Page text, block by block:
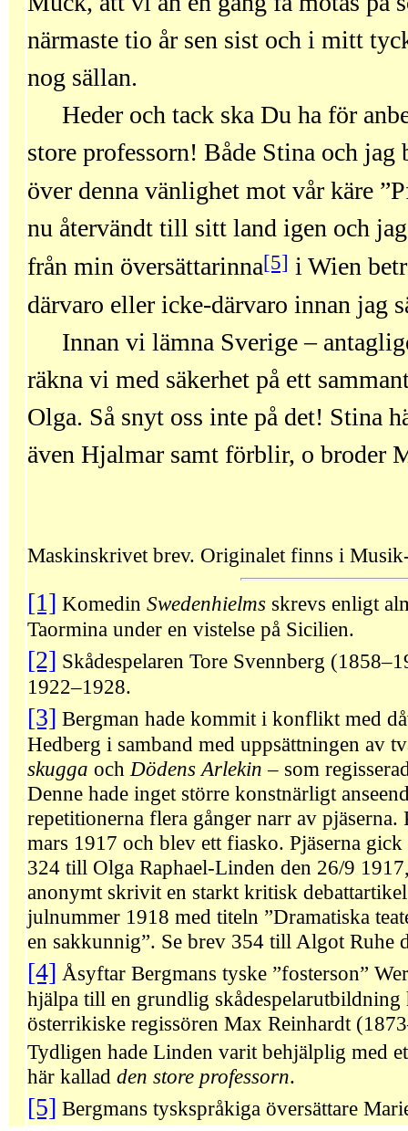
närmaste tio år sen sist och i mitt
nog sällan.
Heder och tack ska Du ha för
store professorn! Både Stina och
över denna vänlighet mot vår käre
nu återvändt till sitt land igen och
från min översättarinna[5] i Wien
därvaro eller icke-därvaro innan jag
Innan vi lämna Sverige –
räkna vi med säkerhet på ett
Olga. Så snyt oss inte på det! Stina
även Hjalmar samt förblir, o broder
Maskinskrivet brev. Originalet finns i
[1] Komedin Swedenhielms skrevs enligt
Taormina under en vistelse på Sicilien.
[2] Skådespelaren Tore Svennberg
1922–1928.
[3] Bergman hade kommit i konflikt med
Hedberg i samband med uppsättningen av
skugga och Dödens Arlekin – som
Denne hade inget större konstnärligt
repetitionerna flera gånger narr av pjäserna.
mars 1917 och blev ett fiasko. Pjäserna gick
324 till Olga Raphael-Linden den 26/9
anonymt skrivit en starkt kritisk
julnummer 1918 med titeln ”Dramatiska
en sakkunnig”. Se brev 354 till Algot Ruhe
[4] Åsyftar Bergmans tyske ”fosterson”
hjälpa till en grundlig skådespelarutbildning
österrikiske regissören Max Reinhardt
Tydligen hade Linden varit behjälplig med
här kallad den store professorn.
[5] Bergmans tyskspråkiga översättare